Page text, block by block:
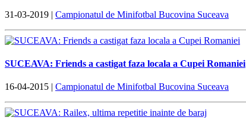
31-03-2019 | Campionatul de Minifotbal Bucovina Suceava
SUCEAVA: Friends a castigat faza locala a Cupei Romaniei
16-04-2015 | Campionatul de Minifotbal Bucovina Suceava